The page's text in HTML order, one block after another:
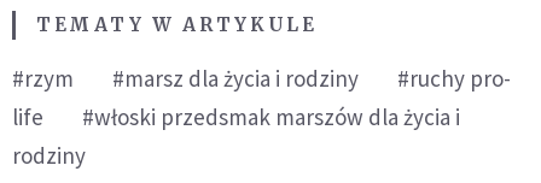
TEMATY W ARTYKULE
#rzym #marsz dla życia i rodziny
#ruchy pro-
life
#włoski przedsmak marszów dla życia i
rodziny